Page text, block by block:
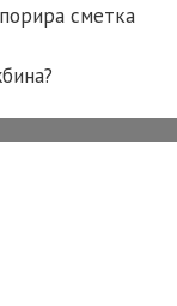
сметка